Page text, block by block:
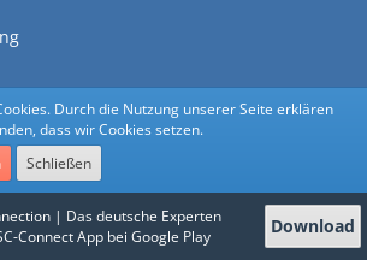
Software:WoltLab Suite™
Stil:Nexusvoncls-design
| Das deutsche Experten
Connect App bei Google Play
Download
Durch die Nutzung unserer Seite erklären
dass wir Cookies setzen.
Schließen